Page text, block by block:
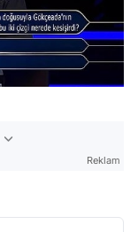
Reklam